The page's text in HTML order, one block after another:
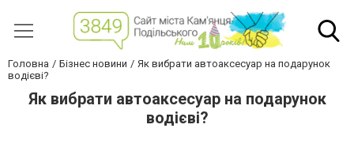
Головна Бізнес новини
Як вибрати автоаксесуар на подарунок
водієві?
Як вибрати автоаксесуар на подарунок
водієві?